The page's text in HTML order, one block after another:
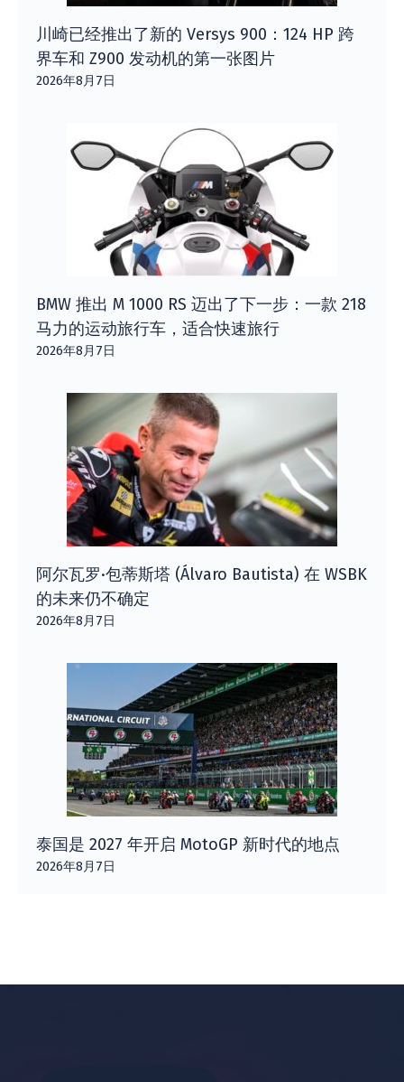
川崎已经推出了新的 Versys 900：124 HP 跨
界车和 Z900 发动机的第一张图片
2026年8月7日
BMW 推出 M 1000 RS 迈出了下一步：一款 218
马力的运动旅行车，适合快速旅行
2026年8月7日
阿尔瓦罗·包蒂斯塔 (Álvaro Bautista) 在 WSBK
的未来仍不确定
2026年8月7日
泰国是 2027 年开启 MotoGP 新时代的地点
2026年8月7日